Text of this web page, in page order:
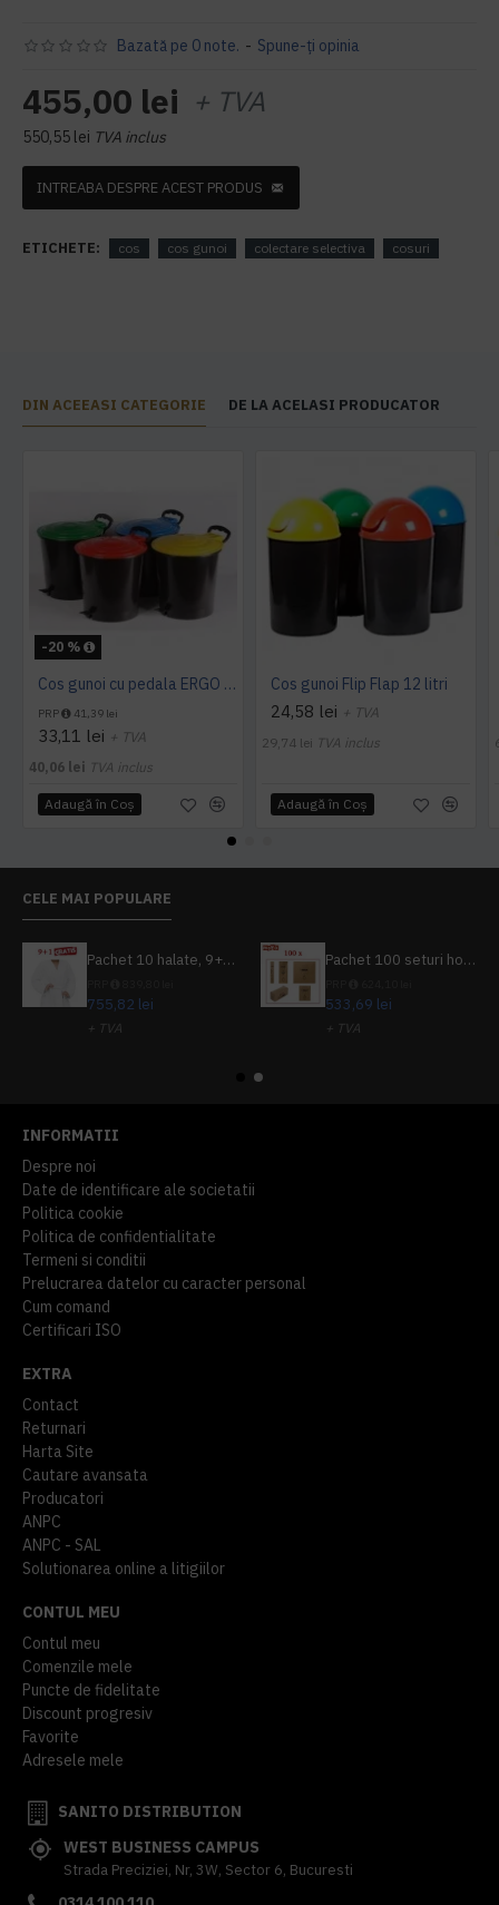
Bazată pe 0 note. - Spune-ţi opinia
455,00 lei + TVA
550,55 lei TVA inclus
INTREABA DESPRE ACEST PRODUS
ETICHETE: cos cos gunoi colectare selectiva cosuri
DIN ACEEASI CATEGORIE DE LA ACELASI PRODUCATOR
-20 %
Cos gunoi cu pedala ERGO - 10 litri
PRP 41,39 lei
33,11 lei + TVA
40,06 lei TVA inclus
Adaugă în Coş
Cos gunoi Flip Flap 12 litri
24,58 lei + TVA
29,74 lei TVA inclus
Adaugă în Coş
CELE MAI POPULARE
Pachet 10 halate, 9+1 gratuit
755,82 lei
+ TVA
Pachet 100 seturi hoteliere, set dentar, set barbierit, casca de dus, pila unghii, set cusut
533,69 lei
+ TVA
INFORMATII
Despre noi
Date de identificare ale societatii
Politica cookie
Politica de confidentialitate
Termeni si conditii
Prelucrarea datelor cu caracter personal
Cum comand
Certificari ISO
EXTRA
Contact
Returnari
Harta Site
Cautare avansata
Producatori
ANPC
ANPC - SAL
Solutionarea online a litigiilor
CONTUL MEU
Contul meu
Comenzile mele
Puncte de fidelitate
Discount progresiv
Favorite
Adresele mele
SANITO DISTRIBUTION
WEST BUSINESS CAMPUS
Strada Preciziei, Nr, 3W, Sector 6, Bucuresti